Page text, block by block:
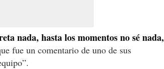
nada, hasta los momentos no sé nada,
fue un comentario de uno de sus